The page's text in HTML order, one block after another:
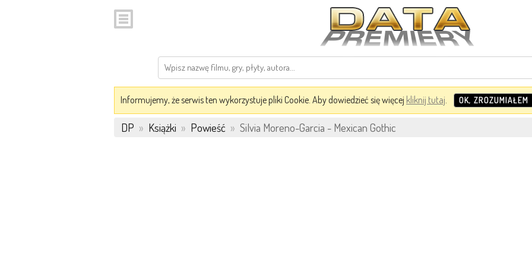
Informujemy, że serwis ten wykorzystuje pliki Cookie. Aby dowiedzieć się więcej kliknij tutaj. OK, ZROZUMIAŁEM
DP » Książki » Powieść » Silvia Moreno-Garcia - Mexican Gothic